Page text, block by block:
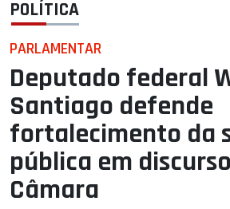
POLÍTICA
PARLAMENTAR
Deputado federal
Santiago defende
fortalecimento da
pública em
Câmara